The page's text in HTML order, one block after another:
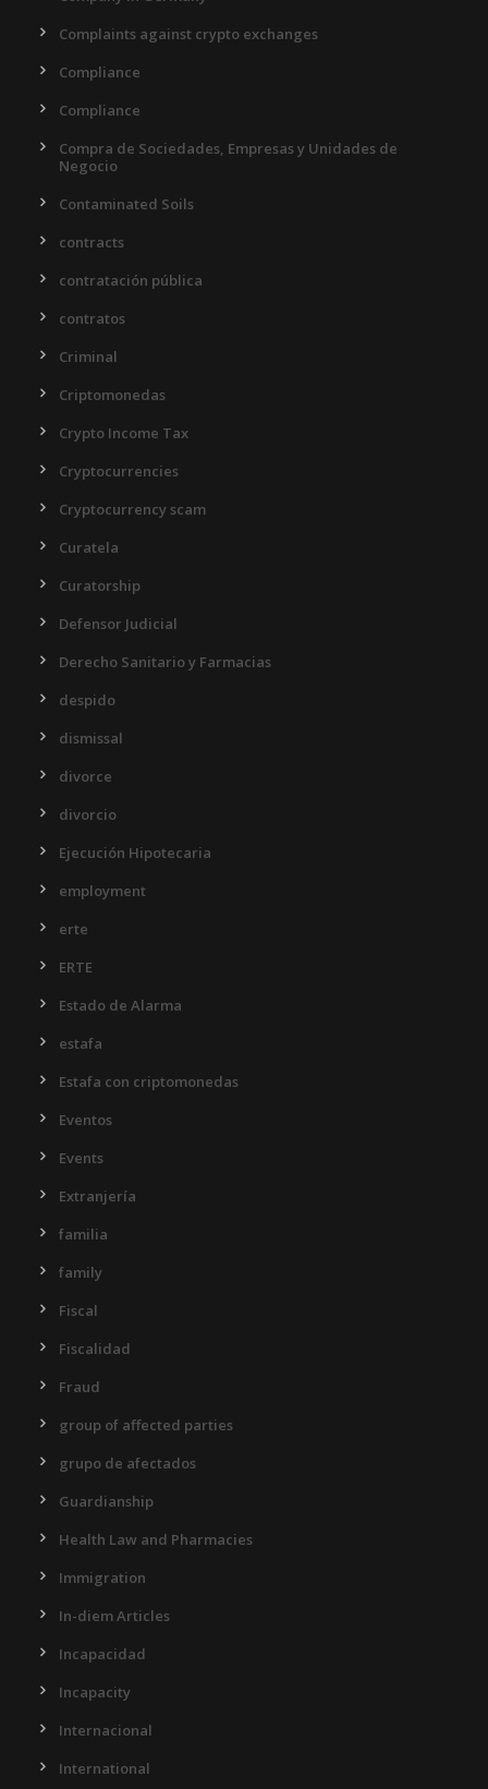
Complaints against crypto exchanges
Compliance
Compliance
Compra de Sociedades, Empresas y Unidades de
Negocio
Contaminated Soils
contracts
contratación pública
contratos
Criminal
Criptomonedas
Crypto Income Tax
Cryptocurrencies
Cryptocurrency scam
Curatela
Curatorship
Defensor Judicial
Derecho Sanitario y Farmacias
despido
dismissal
divorce
divorcio
Ejecución Hipotecaria
employment
erte
ERTE
Estado de Alarma
estafa
Estafa con criptomonedas
Eventos
Events
Extranjería
familia
family
Fiscal
Fiscalidad
Fraud
group of affected parties
grupo de afectados
Guardianship
Health Law and Pharmacies
Immigration
In-diem Articles
Incapacidad
Incapacity
Internacional
International